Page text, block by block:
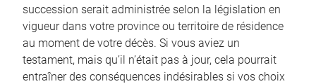
succession serait administrée selon la législation en
vigueur dans votre province ou territoire de résidence
au moment de votre décès. Si vous aviez un
testament, mais qu’il n’était pas à jour, cela pourrait
entraîner des conséquences indésirables si vos choix